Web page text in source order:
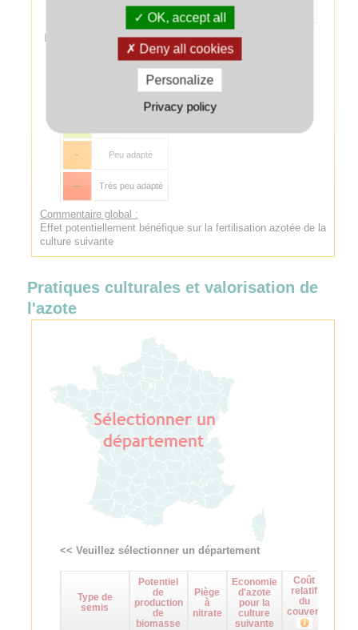
Colza associé au couvert
+
Légende :
Très bien adapté
Bien adapté
- Peu adapté
-- Très peu adapté
Commentaire global :
Effet potentiellement bénéfique sur la fertilisation azotée de la
culture suivante
Pratiques culturales et valorisation de
l'azote
<< Veuillez sélectionner un département
Type de
semis
Potentiel
de
production
de
biomasse
Piège
à
nitrate
Economie
d'azote
pour la
culture
suivante
Coût
relatif
du
couvert
OK, accept all
Deny all cookies
Personalize
Privacy policy